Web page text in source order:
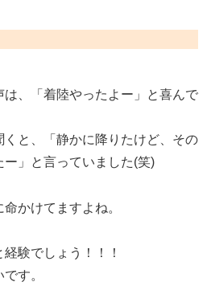
は、「着陸やったよー」と喜んで
と、「静かに降りたけど、その
」と言っていました(笑)
かけてますよね。
験でしょう！！！
す。